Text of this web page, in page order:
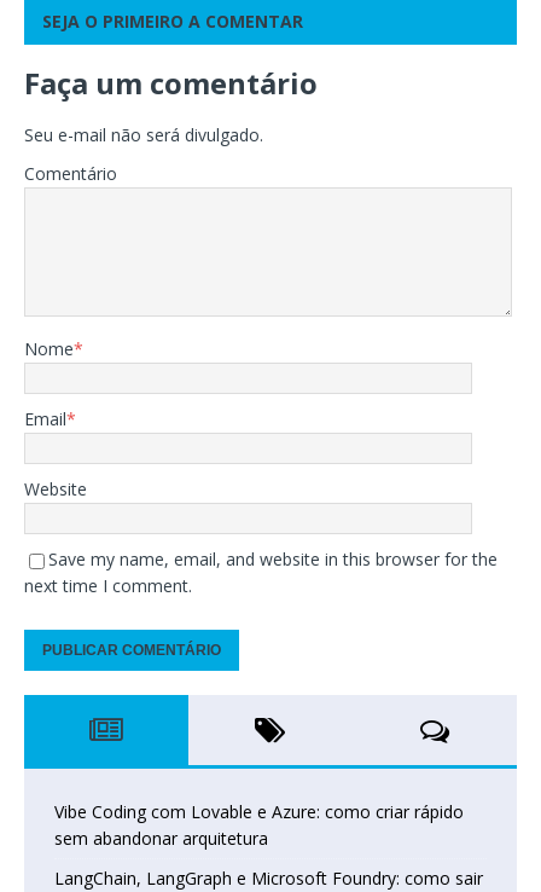
SEJA O PRIMEIRO A COMENTAR
Faça um comentário
Seu e-mail não será divulgado.
Comentário
Nome*
Email*
Website
Save my name, email, and website in this browser for the
next time I comment.
Vibe Coding com Lovable e Azure: como criar rápido
sem abandonar arquitetura
LangChain, LangGraph e Microsoft Foundry: como sair